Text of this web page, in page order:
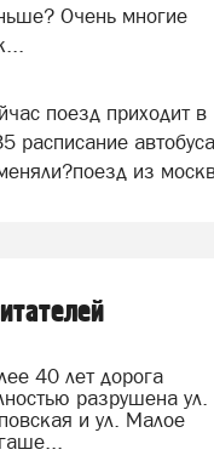
Очень многие
поезд приходит в
расписание
из
40 лет дорога
разрушена ул.
и ул. Малое